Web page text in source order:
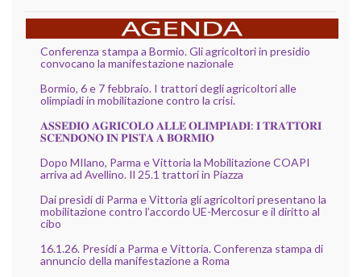
Conferenza stampa a Bormio. Gli agricoltori in presidio
convocano la manifestazione nazionale
Bormio, 6 e 7 febbraio. I trattori degli agricoltori alle
olimpiadi in mobilitazione contro la crisi.
𝐀𝐒𝐒𝐄𝐃𝐈𝐎 𝐀𝐆𝐑𝐈𝐂𝐎𝐋𝐎 𝐀𝐋𝐋𝐄 𝐎𝐋𝐈𝐌𝐏𝐈𝐀𝐃𝐈: 𝐈 𝐓𝐑𝐀𝐓𝐓𝐎𝐑𝐈
𝐒𝐂𝐄𝐍𝐃𝐎𝐍𝐎 𝐈𝐍 𝐏𝐈𝐒𝐓𝐀 𝐀 𝐁𝐎𝐑𝐌𝐈𝐎
Dopo MIlano, Parma e Vittoria la Mobilitazione COAPI
arriva ad Avellino. Il 25.1 trattori in Piazza
Dai presìdi di Parma e Vittoria gli agricoltori presentano la
mobilitazione contro l’accordo UE-Mercosur e il diritto al
cibo
16.1.26. Presidi a Parma e Vittoria. Conferenza stampa di
annuncio della manifestazione a Roma